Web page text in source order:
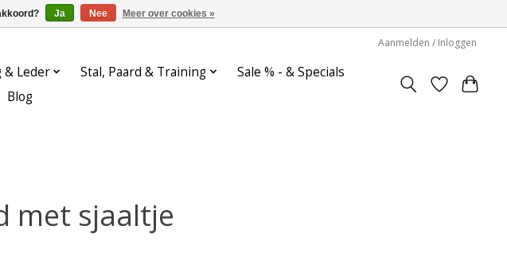
Aanmelden / Inloggen
& Leder Stal, Paard & Training
Sale % - & Specials
Blog
met sjaaltje
Ja Nee Meer over cookies »